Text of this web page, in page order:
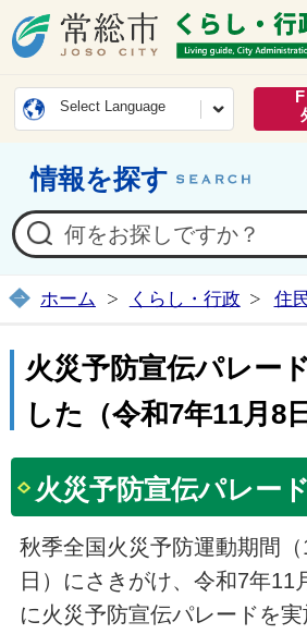
常総市
Select Language
情報を探す
ホーム くらし・行政 住
火災予防宣伝パレー
した（令和7年11月8日
火災予防宣伝パレード
秋季全国火災予防運動期間
日）にさきがけ、令和7年11
に火災予防宣伝パレードを